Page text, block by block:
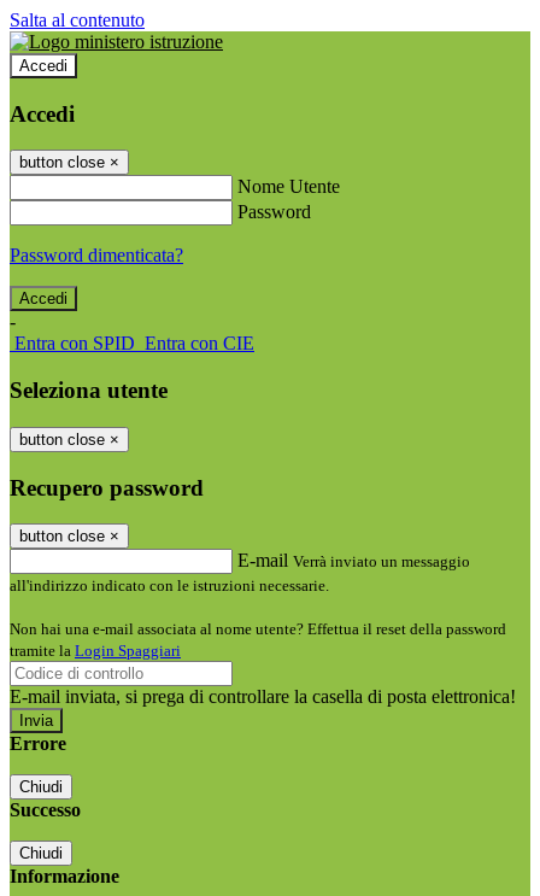
Salta al contenuto
Accedi
Accedi
button close ×
Nome Utente
Password
Password dimenticata?
-
Entra con SPID Entra con CIE
Seleziona utente
button close ×
Recupero password
button close ×
E-mail Verrà inviato un messaggio
all'indirizzo indicato con le istruzioni necessarie.
Non hai una e-mail associata al nome utente? Effettua il reset della password
tramite la Login Spaggiari
E-mail inviata, si prega di controllare la casella di posta elettronica!
Errore
Chiudi
Successo
Chiudi
Informazione